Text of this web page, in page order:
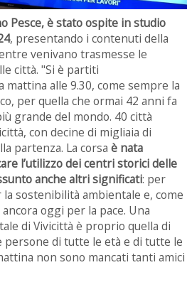
Pesce, è stato ospite in studio
, presentando i contenuti della
venivano trasmesse le
città. "Si è partiti
mattina alle 9.30, come sempre la
per quella che ormai 42 anni fa
grande del mondo. 40 città
con decine di migliaia di
partenza. La corsa è nata
l’utilizzo dei centri storici delle
anche altri significati: per
sostenibilità ambientale e, come
oggi per la pace. Una
di Vivicittà è proprio quella di
persone di tutte le età e di tutte le
non sono mancati tanti amici